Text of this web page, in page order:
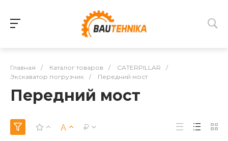
Главная / Каталог товаров / CATERPILLAR
/
Экскаватор погрузчик
/ Передний мост
Передний мост